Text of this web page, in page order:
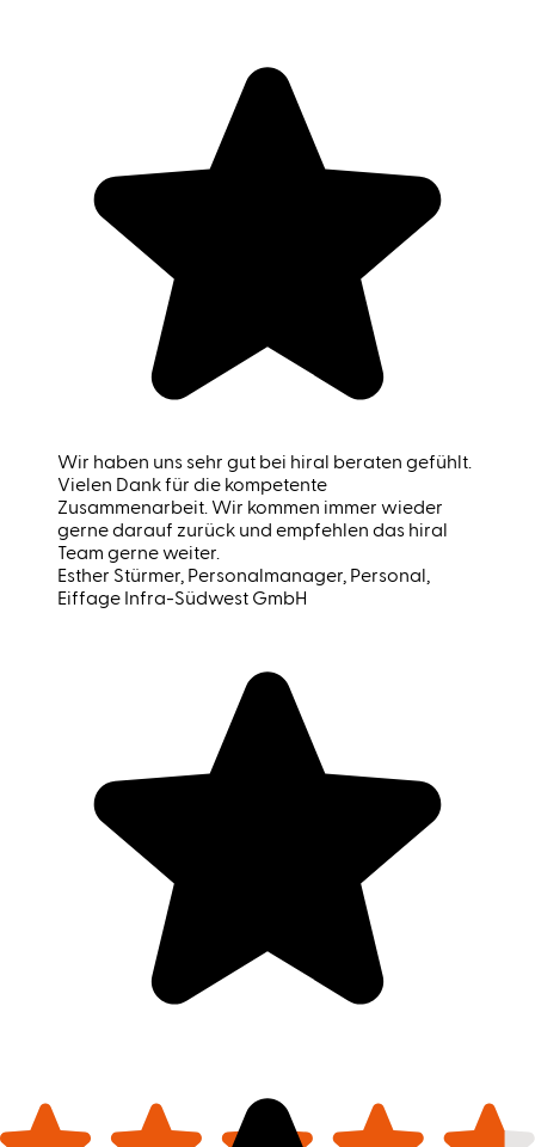
Wir haben uns sehr gut bei hiral beraten gefühlt.
Vielen Dank für die kompetente
Zusammenarbeit. Wir kommen immer wieder
gerne darauf zurück und empfehlen das hiral
Team gerne weiter.
Esther Stürmer, Personalmanager, Personal,
Eiffage Infra-Südwest GmbH